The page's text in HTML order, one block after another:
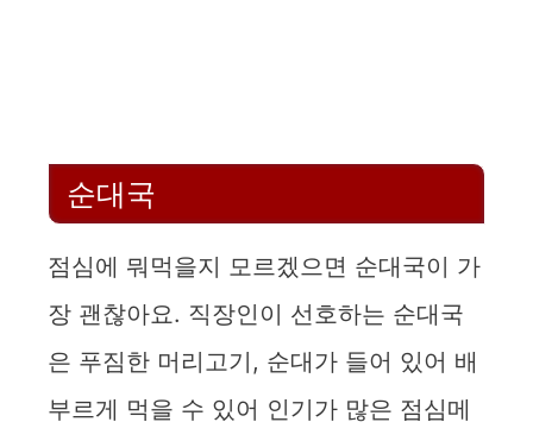
순대국
점심에 뭐먹을지 모르겠으면 순대국이 가
장 괜찮아요. 직장인이 선호하는 순대국
은 푸짐한 머리고기, 순대가 들어 있어 배
부르게 먹을 수 있어 인기가 많은 점심메